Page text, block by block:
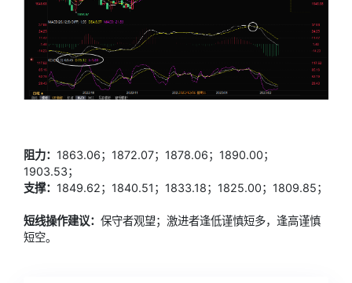
阻力： 1863.06；1872.07；1878.06；1890.00；
1903.53；
支撑： 1849.62；1840.51；1833.18；1825.00；1809.85；
短线操作建议： 保守者观望；激进者逢低谨慎短多，逢高谨慎
短空。